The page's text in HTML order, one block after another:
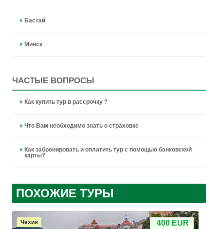
Бастай
Минск
ЧАСТЫЕ ВОПРОСЫ
Как купить тур в рассрочку ?
Что Вам необходимо знать о страховке
Как забронировать и оплатить тур с помощью банковской
карты?
ПОХОЖИЕ ТУРЫ
400 EUR
Чехия